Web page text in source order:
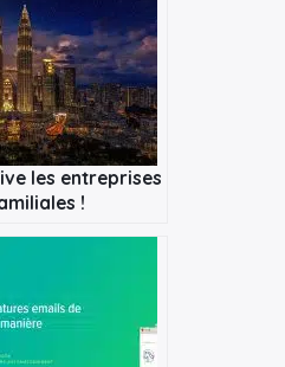
les entreprises
!